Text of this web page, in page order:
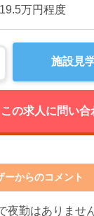
万円程度
施設見
この求人に問い合
ーからのコメント
夜勤はありませ